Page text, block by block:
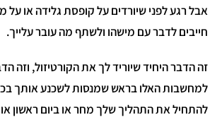
אבל רגע לפני שיורדים על קופסת גלידה או על
חייבים לדבר עם מישהו ולשתף מה עובר עלייך.
זה הדבר היחיד שיוריד לך את הקורטיזול, וזה
למחשבות האלו בראש שמנסות לשכנע אותך
להתחיל את התהליך שלך מחר או ביום ראשון